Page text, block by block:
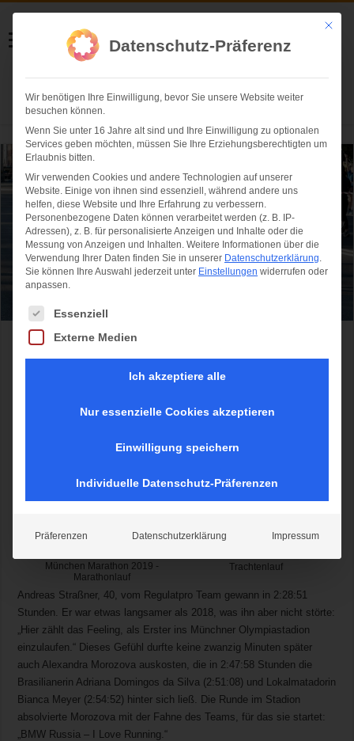
Helmut Swoboda
Fotografie
Herzlich willkommen
Der Marathon ist g‘schafft!
München Marathon 2019 -
Marathonlauf
Trachtenlauf
Andreas Straßner, 40, vom Regulatpro Team gewann in 2:28:51
Stunden. Er war etwas langsamer als 2018, was ihn aber nicht störte:
„Hier zählt das Feeling, als Erster ins Münchner Olympiastadion
einzulaufen.“ Dieses Gefühl durfte keine zwanzig Minuten später
auch Alexandra Morozova auskosten, die in 2:47:58 Stunden die
Brasilianerin Adriana Domingos da Silva (2:51:08) und Lokalmatadorin
Bianca Meyer (2:54:52) hinter sich ließ. Die Runde im Stadion
absolvierte Morozova mit der Fahne des Teams, für das sie startet:
„BMW Russia – I Love Running.“
Mit
Datenschutz-Präferenz
Wir benötigen Ihre Einwilligung, bevor Sie unsere Website weiter
besuchen können.
Wenn Sie unter 16 Jahre alt sind und Ihre Einwilligung zu optionalen
Services geben möchten, müssen Sie Ihre Erziehungsberechtigten um
Erlaubnis bitten.
Wir verwenden Cookies und andere Technologien auf unserer
Website. Einige von ihnen sind essenziell, während andere uns
helfen, diese Website und Ihre Erfahrung zu verbessern.
Personenbezogene Daten können verarbeitet werden (z. B. IP-
Adressen), z. B. für personalisierte Anzeigen und Inhalte oder die
Messung von Anzeigen und Inhalten. Weitere Informationen über die
Verwendung Ihrer Daten finden Sie in unserer Datenschutzerklärung.
Sie können Ihre Auswahl jederzeit unter Einstellungen widerrufen oder
anpassen.
Es folgt eine Liste der Service-Gruppen, für die eine Einwilligung
Essenziell
Externe Medien
Ich akzeptiere alle
Nur essenzielle Cookies akzeptieren
Einwilligung speichern
Individuelle Datenschutz-Präferenzen
Präferenzen Datenschutzerklärung Impressum